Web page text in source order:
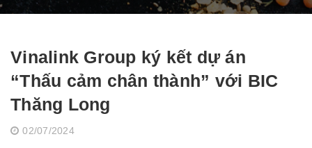
Vinalink Group ký kết dự án
“Thấu cảm chân thành” với BIC
Thăng Long
02/07/2024